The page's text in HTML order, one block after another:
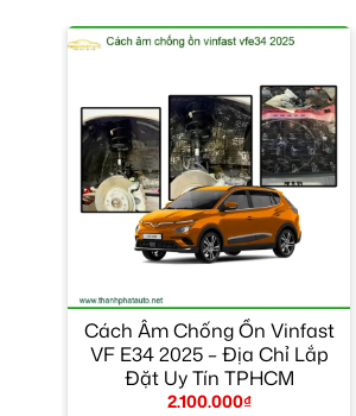
Cách Âm Chống Ồn Vinfast
VF E34 2025 – Địa Chỉ Lắp
Đặt Uy Tín TPHCM
2.100.000₫